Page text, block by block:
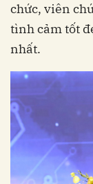
chức, viên
tình cảm tốt
nhất.